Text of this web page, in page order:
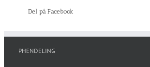
EMBED
Del på Facebook
PHENDELING